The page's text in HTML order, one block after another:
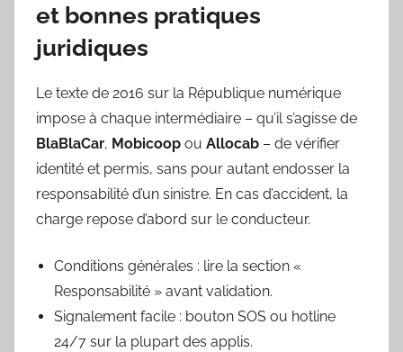
et bonnes pratiques
juridiques
Le texte de 2016 sur la République numérique
impose à chaque intermédiaire – qu’il s’agisse de
BlaBlaCar, Mobicoop ou Allocab – de vérifier
identité et permis, sans pour autant endosser la
responsabilité d’un sinistre. En cas d’accident, la
charge repose d’abord sur le conducteur.
Conditions générales : lire la section «
Responsabilité » avant validation.
Signalement facile : bouton SOS ou hotline
24/7 sur la plupart des applis.